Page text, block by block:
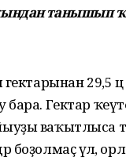
танышып
29,5 ц
Гектар
ваҡытлыса
боҙолмаҫ әүәл,